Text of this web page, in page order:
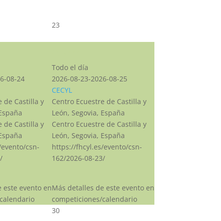
08-24
de Castilla y
de Castilla y
csn-
este evento en
23
Todo el día
2026-08-23-2026-08-25
CECYL
Centro Ecuestre de Castilla y
León, Segovia, España
Centro Ecuestre de Castilla y
León, Segovia, España
https://fhcyl.es/evento/csn-
162/2026-08-23/
Más detalles de este evento en
competiciones/calendario
30